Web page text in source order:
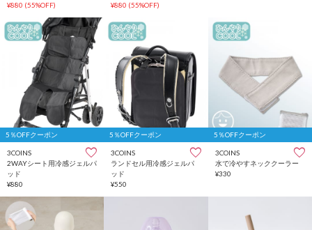
¥880 (55%OFF)
¥880 (55%OFF)
5％OFFクーポン
3COINS
2WAYシート用冷感ジェルパ
ッド
¥880
5％OFFクーポン
3COINS
ランドセル用冷感ジェルパ
ッド
¥550
5％OFFクーポン
3COINS
水で冷やすネッククーラー
¥330